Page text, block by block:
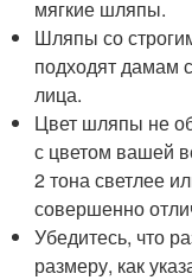
мягкие шляпы.
Шляпы со
подходят дамам
лица.
Цвет шляпы не
с цветом вашей
2 тона светлее
совершенно
Убедитесь, что
размеру, как